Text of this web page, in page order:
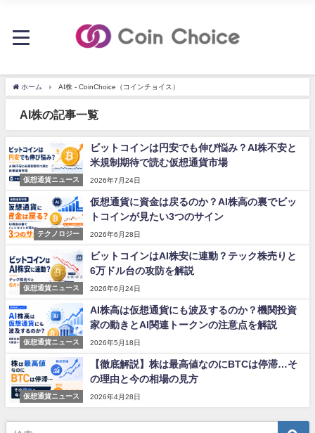
ホーム AI株 - CoinChoice（コインチョイス）
AI株の記事一覧
仮想通貨ニュース
ビットコインは円安でも伸び悩み？AI株不安と
米規制期待で読む仮想通貨市場
2026年7月24日
テクノロジー
仮想通貨に資金は戻るのか？AI株高の裏でビッ
トコインが見たい3つのサイン
2026年6月28日
仮想通貨ニュース
ビットコインはAI株安に連動？テック株売りと
6万ドル台の攻防を解説
2026年6月24日
仮想通貨ニュース
AI株高は仮想通貨にも波及するのか？機関投資
家の動きとAI関連トークンの注意点を解説
2026年5月18日
仮想通貨ニュース
【徹底解説】株は最高値なのにBTCは停滞…そ
の理由と今の相場の見方
2026年4月28日